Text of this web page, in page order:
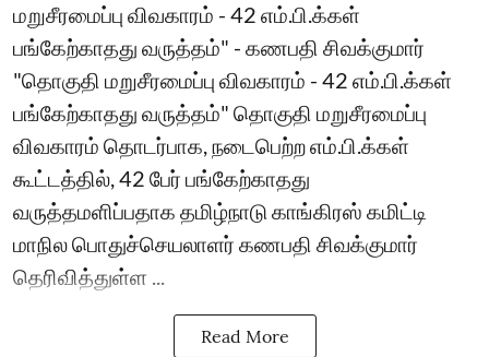
மறுசீரமைப்பு விவகாரம் - 42 எம்.பி.க்கள்
பங்கேற்காதது வருத்தம்" - கணபதி சிவக்குமார்
"தொகுதி மறுசீரமைப்பு விவகாரம் - 42 எம்.பி.க்கள்
பங்கேற்காதது வருத்தம்" தொகுதி மறுசீரமைப்பு
விவகாரம் தொடர்பாக, நடைபெற்ற எம்.பி.க்கள்
கூட்டத்தில், 42 பேர் பங்கேற்காதது
வருத்தமளிப்பதாக தமிழ்நாடு காங்கிரஸ் கமிட்டி
மாநில பொதுச்செயலாளர் கணபதி சிவக்குமார்
தெரிவித்துள்ள ...
Read More